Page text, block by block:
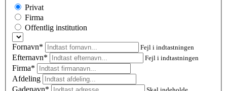
Privat
Firma
Offentlig institution
Fornavn* Fejl i indtastningen
Efternavn* Fejl i indtastningen
Firma*
Afdeling